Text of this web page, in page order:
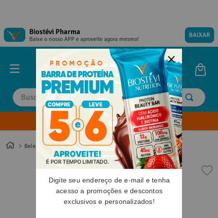
Biostévi Pharma
Baixe o nosso APP e aproveite agora mesmo! BAIXAR
Buscar
Envie sua Receita
Beleza
Digite seu endereço de e-mail e tenha
acesso a promoções e descontos
exclusivos e personalizados!
TERMOS MAIS BUSCADOS
magnesio
omega 3
tadalafila
TERMOS MAIS BUSCADOS
magnesio
tadalafila